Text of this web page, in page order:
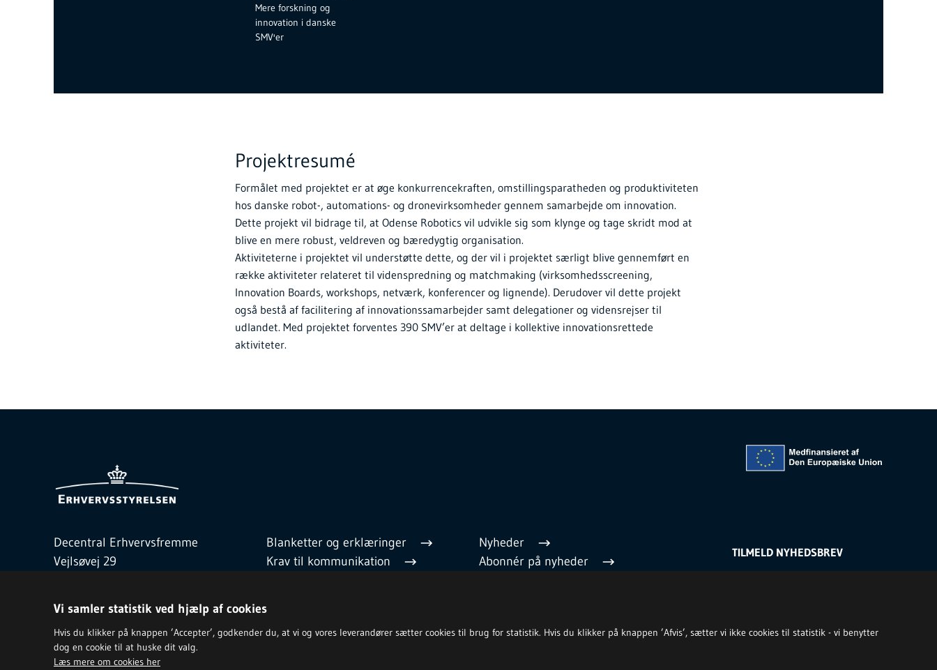
Vi samler statistik ved hjælp af cookies
Hvis du klikker på knappen ’Accepter’, godkender du, at vi og vores leverandører sætter cookies til brug for statistik. Hvis du klikker på knappen ’Afvis’, sætter vi ikke cookies til statistik - vi benytter
dog en cookie til at huske dit valg.
Læs mere om cookies her
Mere forskning og
innovation i danske
SMV'er
Projektresumé
Formålet med projektet er at øge konkurrencekraften, omstillingsparatheden og produktiviteten
hos danske robot-, automations- og dronevirksomheder gennem samarbejde om innovation.
Dette projekt vil bidrage til, at Odense Robotics vil udvikle sig som klynge og tage skridt mod at
blive en mere robust, veldreven og bæredygtig organisation.
Aktiviteterne i projektet vil understøtte dette, og der vil i projektet særligt blive gennemført en
række aktiviteter relateret til videnspredning og matchmaking (virksomhedsscreening,
Innovation Boards, workshops, netværk, konferencer og lignende). Derudover vil dette projekt
også bestå af facilitering af innovationssamarbejder samt delegationer og vidensrejser til
udlandet. Med projektet forventes 390 SMV’er at deltage i kollektive innovationsrettede
aktiviteter.
Decentral Erhvervsfremme
Vejlsøvej 29
Blanketter og erklæringer
Krav til kommunikation
Nyheder
Abonnér på nyheder
Whistleblower (antisvig)
TILMELD NYHEDSBREV